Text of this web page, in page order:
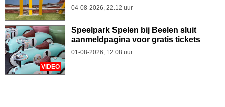
04-08-2026, 22.12 uur
VIDEO
Speelpark Spelen bij Beelen sluit
aanmeldpagina voor gratis tickets
01-08-2026, 12.08 uur